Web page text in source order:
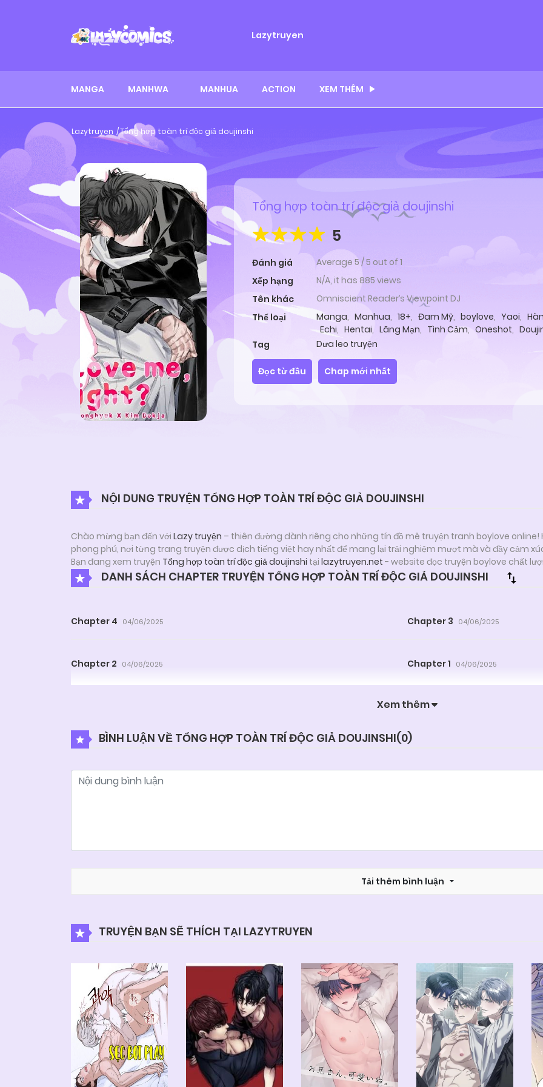
Lazytruyen
MANGA MANHWA MANHUA ACTION XEM THÊM
Lazytruyen Tổng hợp toàn trí độc giả doujinshi
Tổng hợp toàn trí độc giả doujinshi
5
Đánh giá Average 5/5 out of 1
Xếp hạng
N/A, it has 885 views
Tên khác
Omniscient Reader’s Viewpoint DJ
Thể loại
Manga, Manhua, 18+, Đam Mỹ, boylove, Yaoi,
Echi, Hentai, Lãng Mạn, Tình Cảm, Oneshot,
Tag
Dưa leo truyện
Đọc từ đầu Chap mới nhất
NỘI DUNG TRUYỆN TỔNG HỢP TOÀN TRÍ ĐỘC GIẢ DOUJINSHI
Chào mừng bạn đến với Lazy truyện – thiên đường dành riêng cho những tín đồ mê truyện tranh boylove
phong phú, nơi từng trang truyện được dịch tiếng việt hay nhất để mang lại trải nghiệm mượt mà và đầy cảm
Bạn đang xem truyện Tổng hợp toàn trí độc giả doujinshi tại lazytruyen.net - website đọc truyện boylove chất
DANH SÁCH CHAPTER TRUYỆN TỔNG HỢP TOÀN TRÍ ĐỘC GIẢ DOUJINSHI
Chapter 4 04/06/2025 Chapter 3 04/06/2025
Chapter 2 04/06/2025 Chapter 1 04/06/2025
Xem thêm
BÌNH LUẬN VỀ TỔNG HỢP TOÀN TRÍ ĐỘC GIẢ DOUJINSHI(0)
Tải thêm bình luận
TRUYỆN BẠN SẼ THÍCH TẠI LAZYTRUYEN